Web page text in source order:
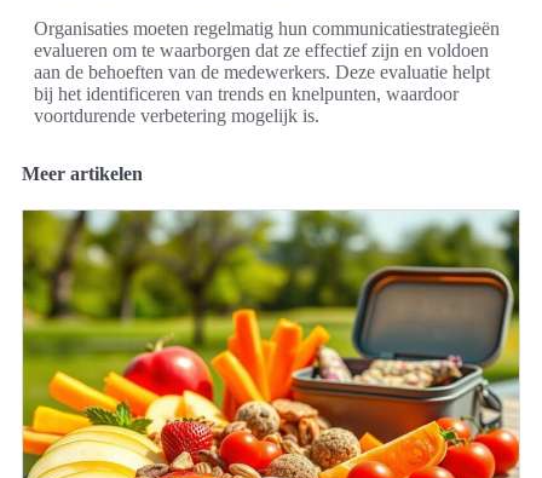
Organisaties moeten regelmatig hun communicatiestrategieën
evalueren om te waarborgen dat ze effectief zijn en voldoen
aan de behoeften van de medewerkers. Deze evaluatie helpt
bij het identificeren van trends en knelpunten, waardoor
voortdurende verbetering mogelijk is.
Meer artikelen